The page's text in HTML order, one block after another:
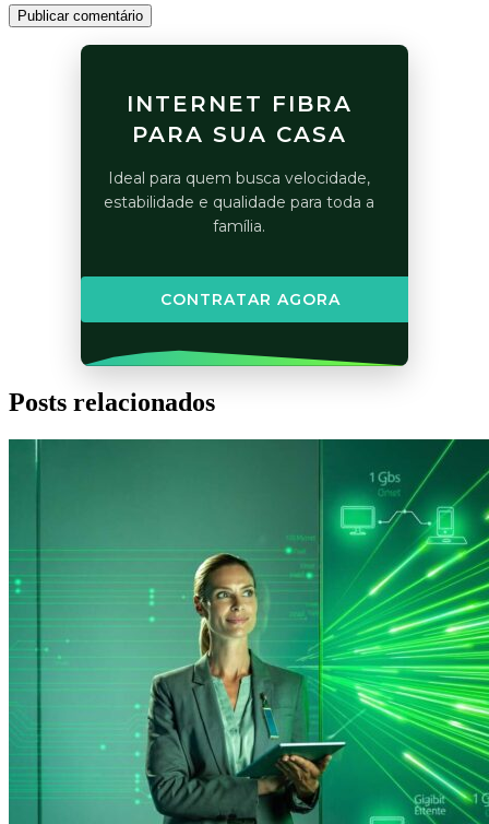
Publicar comentário
INTERNET FIBRA
PARA SUA CASA
Ideal para quem busca velocidade,
estabilidade e qualidade para toda a
família.
CONTRATAR AGORA
Posts relacionados